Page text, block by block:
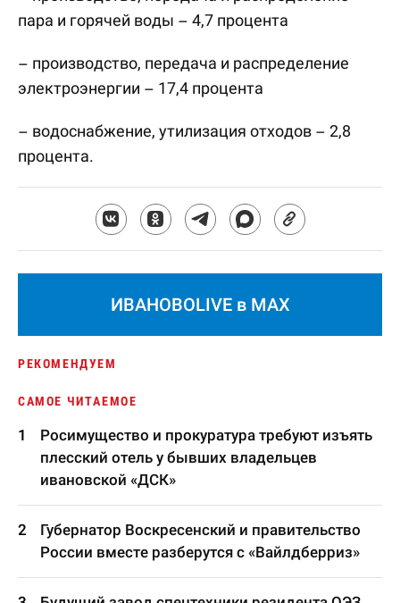
пара и горячей воды – 4,7 процента
– производство, передача и распределение
электроэнергии – 17,4 процента
– водоснабжение, утилизация отходов – 2,8
процента.
ИВАНОВОLIVE в MAX
РЕКОМЕНДУЕМ
САМОЕ ЧИТАЕМОЕ
Росимущество и прокуратура требуют изъять
плесский отель у бывших владельцев
ивановской «ДСК»
Губернатор Воскресенский и правительство
России вместе разберутся с «Вайлдберриз»